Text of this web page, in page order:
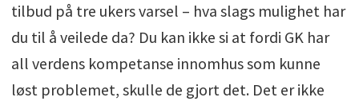
tilbud på tre ukers varsel – hva slags mulighet har
du til å veilede da? Du kan ikke si at fordi GK har
all verdens kompetanse innomhus som kunne
løst problemet, skulle de gjort det. Det er ikke